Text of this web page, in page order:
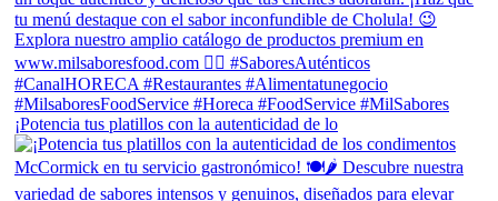
¡Potencia tus platillos con la autenticidad de lo